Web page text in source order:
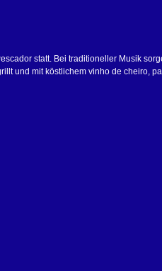
statt. Bei traditioneller Musik
und mit köstlichem vinho de cheiro,